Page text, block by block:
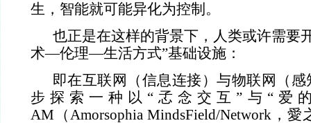
生，智能就可能异化为控制。
也正是在这样的背景下，人类或许需要
术—伦理—生活方式”基础设施：
即在互联网（信息连接）与物联网（
步探索一种以“孞念交互”与“爱
AM（Amorsophia MindsField/Network，